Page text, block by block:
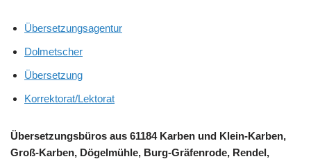
Übersetzungsagentur
Dolmetscher
Übersetzung
Korrektorat/Lektorat
Übersetzungsbüros aus 61184 Karben und Klein-Karben,
Groß-Karben, Dögelmühle, Burg-Gräfenrode, Rendel,